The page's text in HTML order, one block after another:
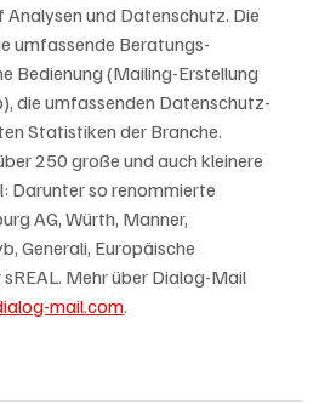
und Datenschutz. Die
umfassende Beratungs-
Bedienung (Mailing-Erstellung
die umfassenden Datenschutz-
Statistiken der Branche.
250 große und auch kleinere
Darunter so renommierte
AG, Würth, Manner,
Generali, Europäische
Mehr über Dialog-Mail
mail.com.